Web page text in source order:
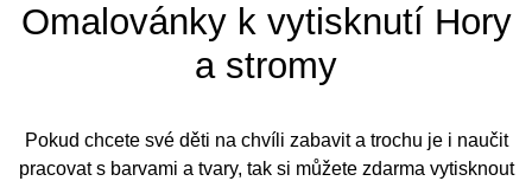
Omalovánky k vytisknutí Hory
a stromy
Pokud chcete své děti na chvíli zabavit a trochu je i naučit
pracovat s barvami a tvary, tak si můžete zdarma vytisknout